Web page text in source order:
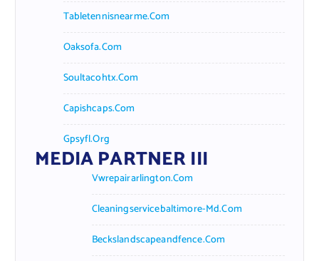
Tabletennisnearme.com
Oaksofa.com
Soultacohtx.com
Capishcaps.com
Gpsyfl.org
MEDIA PARTNER III
Vwrepairarlington.com
Cleaningservicebaltimore-Md.com
Beckslandscapeandfence.com